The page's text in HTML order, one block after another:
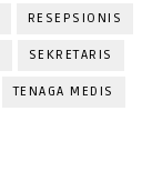
RESEPSIONIS
SEKRETARIS
TENAGA MEDIS